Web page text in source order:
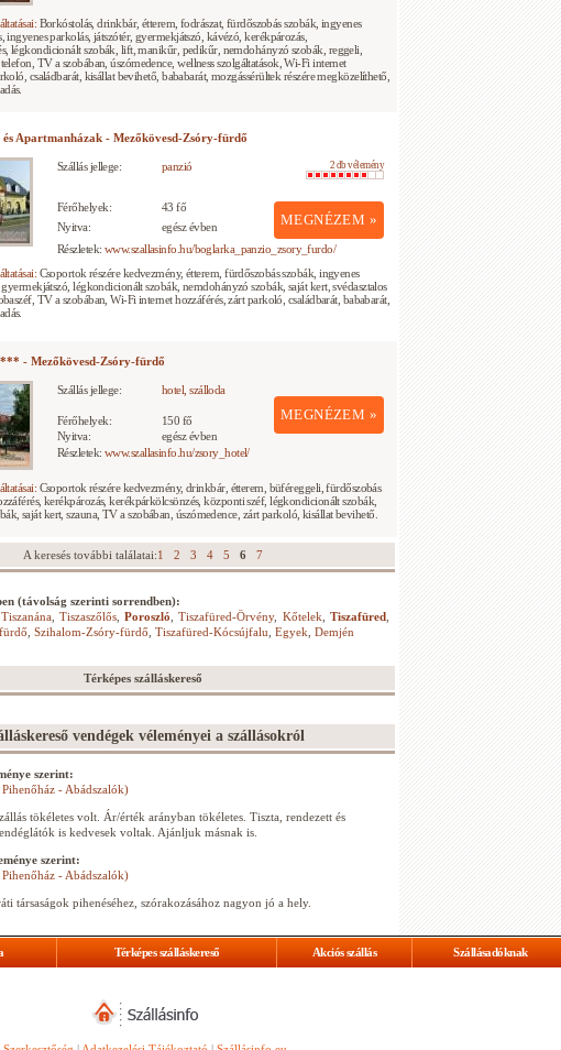
Borkóstolás, drinkbár, étterem, fodrászat, fürdőszobás szobák, ingyenes
ingyenes parkolás, játszótér, gyermekjátszó, kávézó, kerékpározás,
légkondicionált szobák, lift, manikűr, pedikűr, nemdohányzó szobák, reggeli,
telefon, TV a szobában, úszómedence, wellness szolgáltatások, Wi-Fi internet
családbarát, kisállat bevihető, bababarát, mozgássérültek részére megközelíthető,
Apartmanházak - Mezőkövesd-Zsóry-fürdő
Szállás jellege: panzió 2 db vélemény
MEGNÉZEM »
Férőhelyek:
43 fő
Nyitva:
egész évben
Részletek: www.szallasinfo.hu/boglarka_panzio_zsory_furdo/
Csoportok részére kedvezmény, étterem, fürdőszobás szobák, ingyenes
légkondicionált szobák, nemdohányzó szobák, saját kert, svédasztalos
TV a szobában, Wi-Fi internet hozzáférés, zárt parkoló, családbarát, bababarát,
- Mezőkövesd-Zsóry-fürdő
Szállás jellege: hotel, szálloda
MEGNÉZEM »
Férőhelyek:
150 fő
Nyitva:
egész évben
Részletek: www.szallasinfo.hu/zsory_hotel/
Csoportok részére kedvezmény, drinkbár, étterem, büféreggeli, fürdőszobás
kerékpározás, kerékpárkölcsönzés, központi széf, légkondicionált szobák,
saját kert, szauna, TV a szobában, úszómedence, zárt parkoló, kisállat bevihető.
A keresés további találatai:1 2 3 4 5 6 7
(távolság szerinti sorrendben):
Tiszanána, Tiszaszőlős,Poroszló ,Tiszafüred-Örvény, Kőtelek ,Tiszafüred
Szihalom-Zsóry-fürdő Tiszafüred-Kócsújfalu Egyek Demjén
Térképes szálláskereső
vendégek véleményei a szállásokról
szerint:
- Abádszalók)
tökéletes volt. Ár/érték arányban tökéletes. Tiszta, rendezett és
is kedvesek voltak. Ajánljuk másnak is.
szerint:
- Abádszalók)
társaságok pihenéséhez, szórakozásához nagyon jó a hely.
Térképes szálláskereső Akciós szállás Szállásadóknak